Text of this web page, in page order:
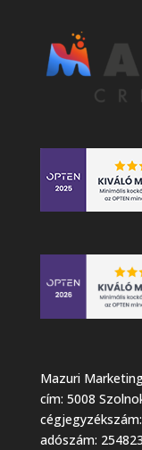
Mazuri
cím: 5008
adószám: